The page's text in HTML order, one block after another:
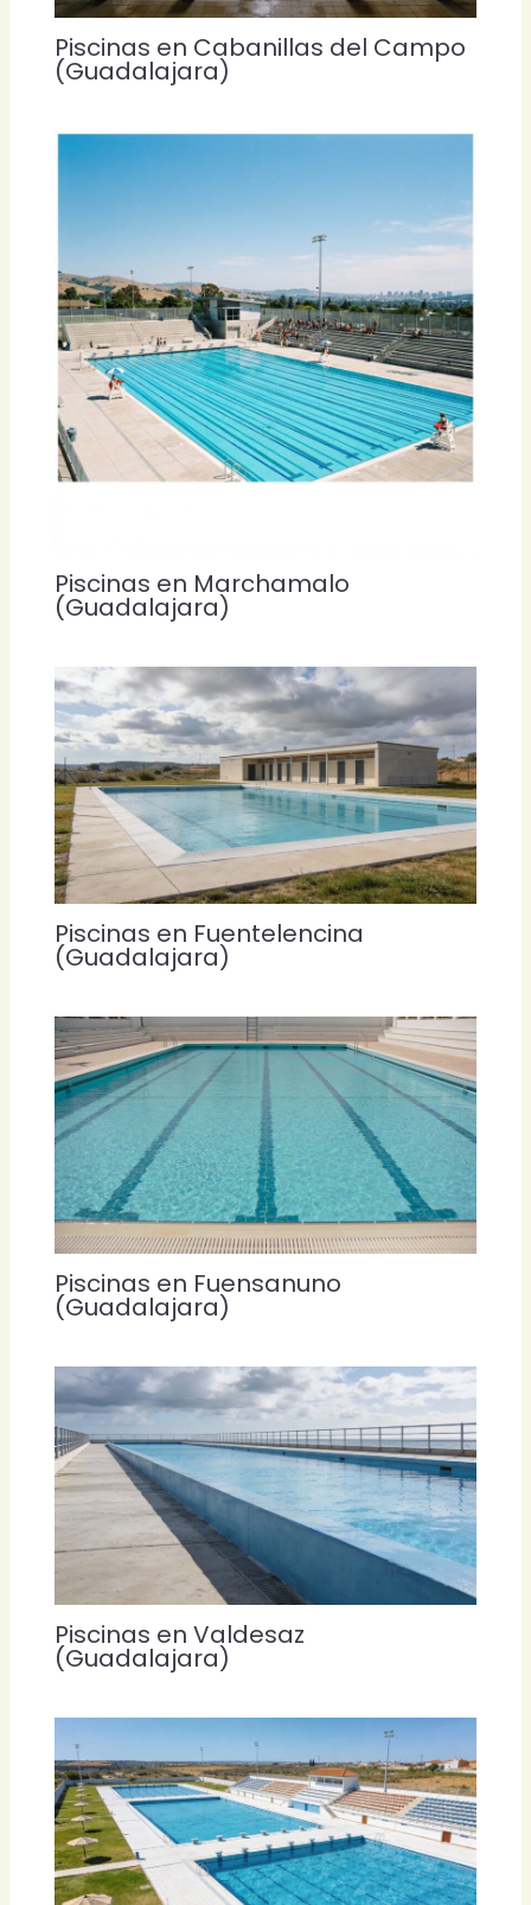
Piscinas en Cabanillas del Campo
(Guadalajara)
Piscinas en Marchamalo
(Guadalajara)
Piscinas en Fuentelencina
(Guadalajara)
Piscinas en Fuensanuno
(Guadalajara)
Piscinas en Valdesaz
(Guadalajara)